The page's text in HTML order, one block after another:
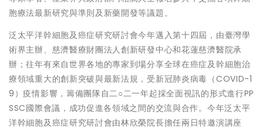
胞療法最新研究與準則及新藥開發等議題。
泛太平洋幹細胞及癌症研究研討會今年邁入第十四屆，由臺灣學
術界主辦、慈濟醫療財團法人創新研發中心和花蓮慈濟醫院承
辦；往年有來自世界各地的專家到場分享全球在癌症及幹細胞治
療領域重大的創新突破與最新法規，受新冠肺炎病毒（COVID-1
9）疫情影響，籌備團隊自二○二一年起採全面視訊的形式進行PP
SSC國際會議，成功促進各領域之間的交流與合作。今年泛太平
洋幹細胞及癌症研究研討會由林欣榮院長擔任兩日特邀演講座